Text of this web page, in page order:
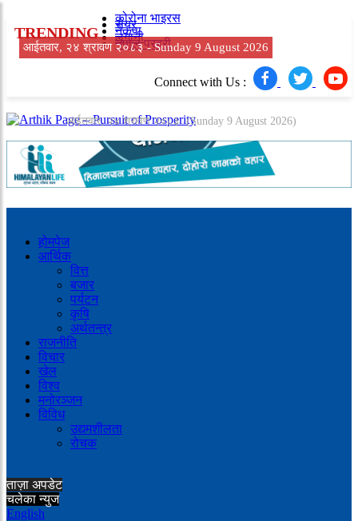
TRENDING
कोरोना भाइरस
सेयर
नेकपा
लगानी
नेपाल प्रहरी
Connect with Us :
आईतवार, २४ श्रावण २०८३ (Sunday 9 August 2026)
आईतवार, २४ श्रावण २०८३ -Sunday 9 August 2026
होमपेज
आर्थिक
वित्त
बजार
पर्यटन
कृषि
अर्थतन्त्र
राजनीति
विचार
खेल
विश्व
मनोरञ्जन
विविध
उद्यमशीलता
रोचक
ताज़ा अपडेट
चलेका न्युज
English